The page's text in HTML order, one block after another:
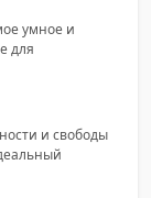
умное и
для
и свободы